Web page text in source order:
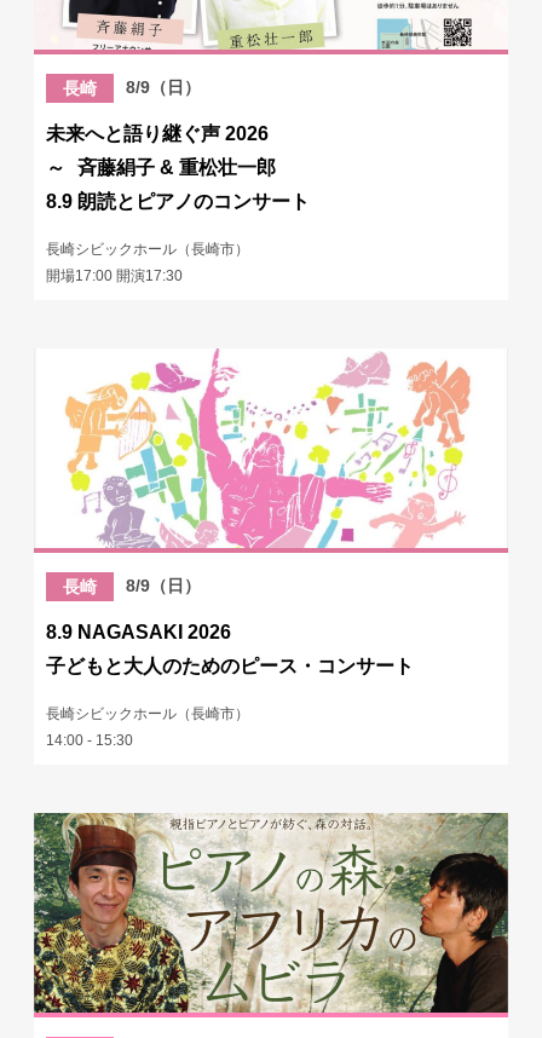
長崎 8/9（日）
未来へと語り継ぐ声 2026
～ 斉藤絹子 & 重松壮一郎
8.9 朗読とピアノのコンサート
長崎シビックホール（長崎市）
開場17:00 開演17:30
長崎 8/9（日）
8.9 NAGASAKI 2026
子どもと大人のためのピース・コンサート
長崎シビックホール（長崎市）
14:00 - 15:30